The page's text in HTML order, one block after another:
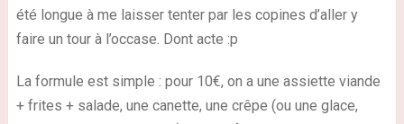
été longue à me laisser tenter par les copines d’aller y
faire un tour à l’occase. Dont acte :p
La formule est simple : pour 10€, on a une assiette viande
+ frites + salade, une canette, une crêpe (ou une glace,